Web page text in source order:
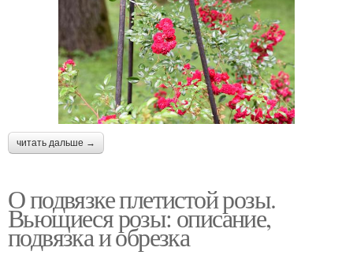
читать дальше →
О подвязке плетистой розы.
Вьющиеся розы: описание,
подвязка и обрезка